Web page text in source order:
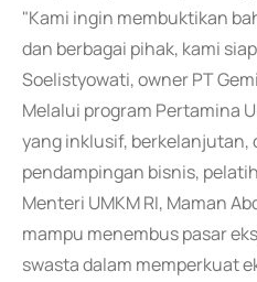
"Kami ingin membuktikan
dan berbagai pihak, kami
Soelistyowati, owner PT
Melalui program Pertamina
yang inklusif, berkelanjutan,
pendampingan bisnis,
Menteri UMKM RI, Maman
mampu menembus pasar
swasta dalam memperkuat